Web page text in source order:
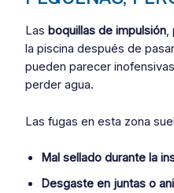
Las boquillas de impulsión,
la piscina después de
pueden parecer
perder agua.
Las fugas en esta zona
Mal sellado durante la
Desgaste en juntas o